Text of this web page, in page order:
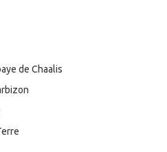
de Chaalis